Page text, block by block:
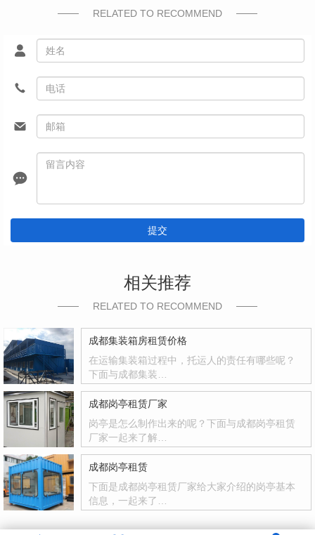
RELATED TO RECOMMEND
提交
相关推荐
RELATED TO RECOMMEND
成都集装箱房租赁价格
在运输集装箱过程中，托运人的责任有哪些呢？
下面与成都集装…
成都岗亭租赁厂家
岗亭是怎么制作出来的呢？下面与成都岗亭租赁
厂家一起来了解…
成都岗亭租赁
下面是成都岗亭租赁厂家给大家介绍的岗亭基本
信息，一起来了…